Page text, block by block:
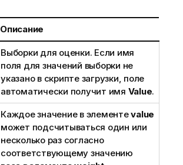
Описание
Выборки для оценки. Если имя
поля для значений выборки не
указано в скрипте загрузки, поле
автоматически получит имя Value.
Каждое значение в элементеvalue
может подсчитываться один или
несколько раз согласно
соответствующему значению